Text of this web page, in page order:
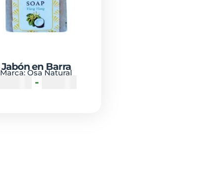
Jabón en Barra
Marca:Osa Natural
-